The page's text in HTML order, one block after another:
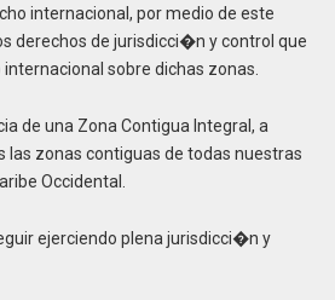
internacional, por medio de este
derechos de jurisdicci�n y control que
sobre dichas zonas.
de una Zona Contigua Integral, a
zonas contiguas de todas nuestras
Occidental.
ejerciendo plena jurisdicci�n y